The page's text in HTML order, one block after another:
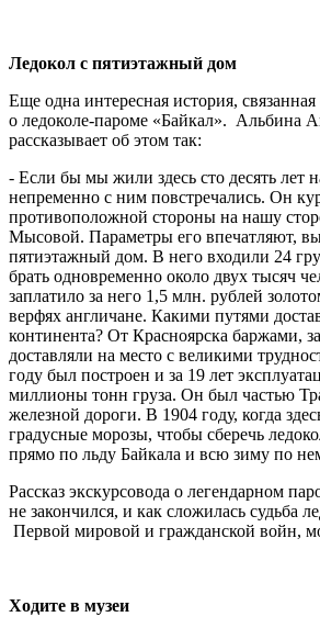
Ледокол с пятиэтажный дом
Еще одна интересная история,
о ледоколе-пароме «Байкал». Альбина
рассказывает об этом так:
- Если бы мы жили здесь сто десять лет
непременно с ним повстречались. Он
противоположной стороны на нашу
Мысовой. Параметры его впечатляют,
пятиэтажный дом. В него входили 24
брать одновременно около двух тысяч
заплатило за него 1,5 млн. рублей
верфях англичане. Какими путями
континента? От Красноярска баржами,
доставляли на место с великими
году был построен и за 19 лет
миллионы тонн груза. Он был частью
железной дороги. В 1904 году, когда
градусные морозы, чтобы сберечь
прямо по льду Байкала и всю зиму по
Рассказ экскурсовода о легендарном
не закончился, и как сложилась судьба
Первой мировой и гражданской войн,
Ходите в музеи